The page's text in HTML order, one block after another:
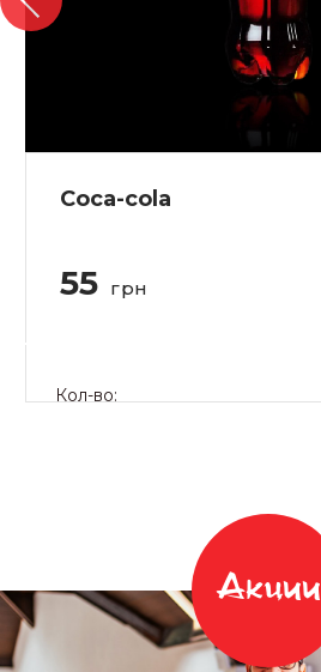
Coca-cola
55 грн
Кол-во:
Акции